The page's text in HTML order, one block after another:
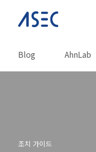
Blog AhnLab
조치 가이드